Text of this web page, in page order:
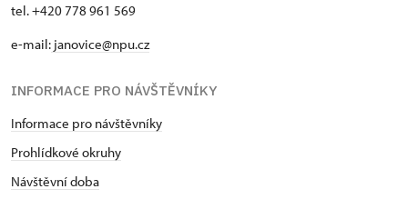
tel. +420 778 961 569
e-mail: janovice@npu.cz
INFORMACE PRO NÁVŠTĚVNÍKY
Informace pro návštěvníky
Prohlídkové okruhy
Návštěvní doba